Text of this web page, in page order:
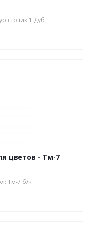
1 Дуб
цветов - Тм-7
Тм-7 б/ч